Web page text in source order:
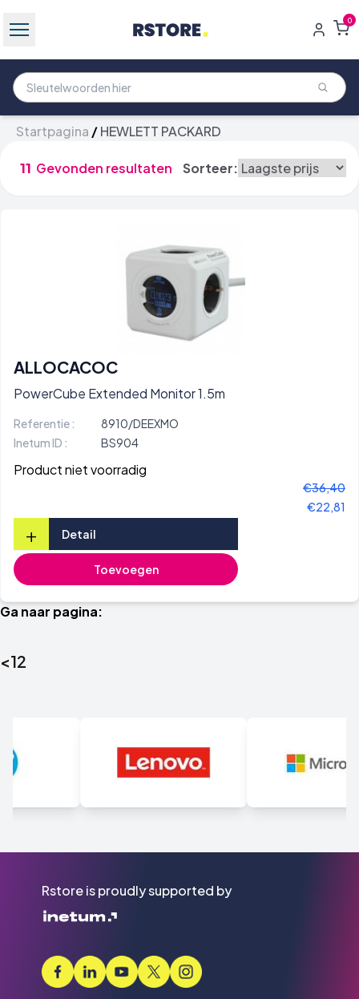
0
Startpagina /HEWLETT PACKARD
11 Gevonden resultaten Sorteer:
ALLOCACOC
PowerCube Extended Monitor 1.5m
Referentie :
8910/DEEXMO
Inetum ID :
BS904
Product niet voorradig
€36,40
€22,81
+ Detail
Toevoegen
Ga naar pagina:
<12
Rstore is proudly supported by